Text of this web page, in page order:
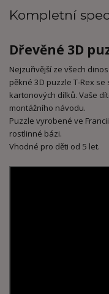
Kompletní
Dřevěné 3D
Nejzuřivější ze všech
pěkné 3D puzzle T-Rex
kartonových dílků. Vaše
montážního návodu.
Puzzle vyrobené ve
rostlinné bázi.
Vhodné pro děti od 5 let.